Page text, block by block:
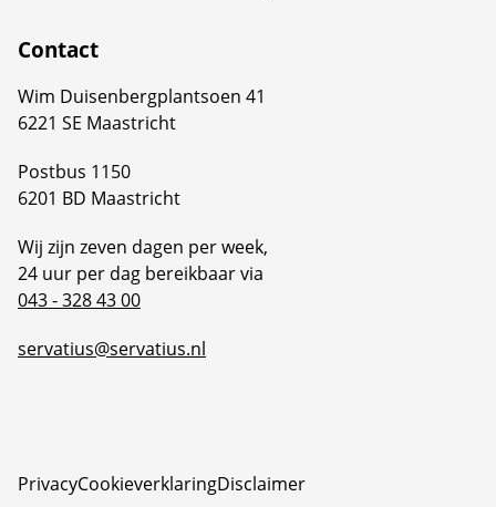
Contact
Wim Duisenbergplantsoen 41
6221 SE Maastricht
Postbus 1150
6201 BD Maastricht
Wij zijn zeven dagen per week,
24 uur per dag bereikbaar via
043 - 328 43 00
servatius@servatius.nl
PrivacyCookieverklaringDisclaimer